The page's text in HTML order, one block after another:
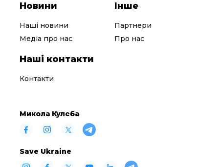
Новини
Наші новини
Медіа про нас
Інше
Партнери
Про нас
Наші контакти
Контакти
Микола Кулеба
Save Ukraine